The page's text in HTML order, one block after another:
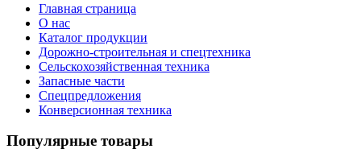
Главная страница
О нас
Каталог продукции
Дорожно-строительная и спецтехника
Сельскохозяйственная техника
Запасные части
Спецпредложения
Конверсионная техника
Популярные товары